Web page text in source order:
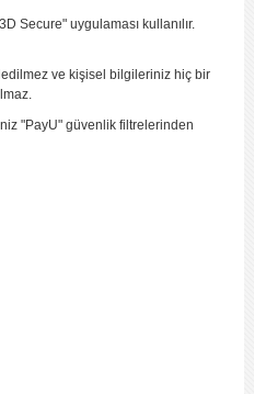
Secure" uygulaması kullanılır.
ve kişisel bilgileriniz hiç bir
"PayU" güvenlik filtrelerinden